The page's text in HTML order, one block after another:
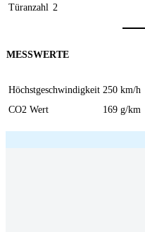
Türanzahl 2
MESSWERTE
Höchstgeschwindigkeit 250 km/h
CO2 Wert
169 g/km